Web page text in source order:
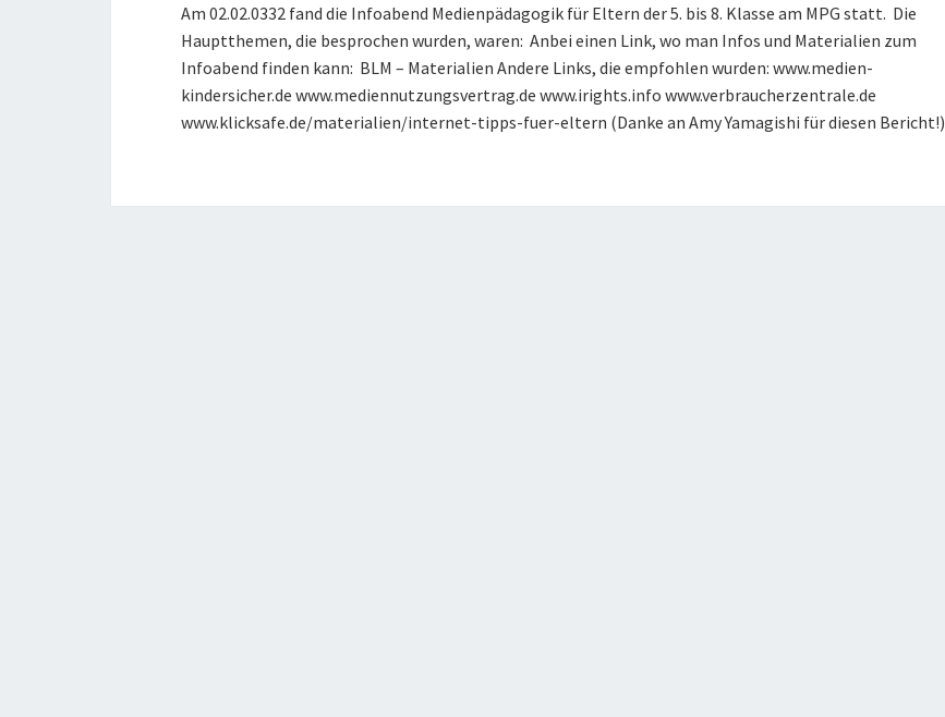
Am 02.02.0332 fand die Infoabend Medienpädagogik für Eltern der 5. bis 8. Klasse am MPG statt. Die
Hauptthemen, die besprochen wurden, waren: Anbei einen Link, wo man Infos und Materialien zum
Infoabend finden kann: BLM – Materialien Andere Links, die empfohlen wurden: www.medien-
kindersicher.de www.mediennutzungsvertrag.de www.irights.info www.verbraucherzentrale.de
www.klicksafe.de/materialien/internet-tipps-fuer-eltern (Danke an Amy Yamagishi für diesen Bericht!)